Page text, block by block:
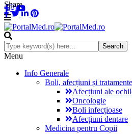
Menu
Info Generale
Boli, afecțiuni și tratamente
Afecțiuni ale
Oncologie
Boli infecțioase
Afecțiuni dentare
Medicina pentru Copii
Share